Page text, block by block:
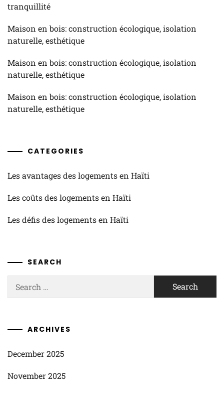
tranquillité
Maison en bois: construction écologique, isolation
naturelle, esthétique
Maison en bois: construction écologique, isolation
naturelle, esthétique
Maison en bois: construction écologique, isolation
naturelle, esthétique
CATEGORIES
Les avantages des logements en Haïti
Les coûts des logements en Haïti
Les défis des logements en Haïti
SEARCH
for:
ARCHIVES
December 2025
November 2025